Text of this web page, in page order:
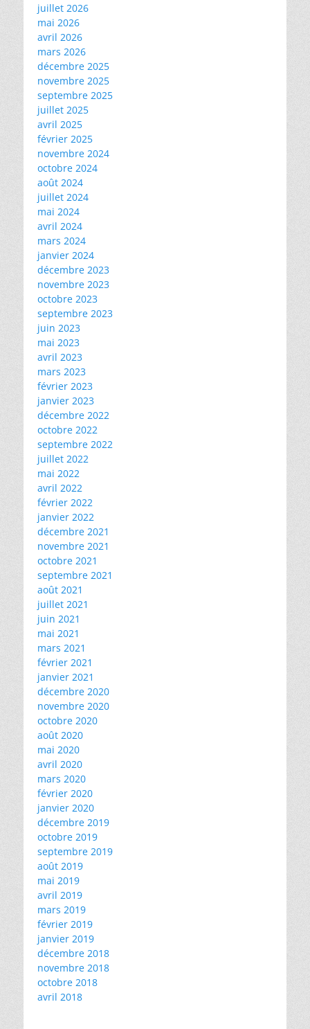
juillet 2026
mai 2026
avril 2026
mars 2026
décembre 2025
novembre 2025
septembre 2025
juillet 2025
avril 2025
février 2025
novembre 2024
octobre 2024
août 2024
juillet 2024
mai 2024
avril 2024
mars 2024
janvier 2024
décembre 2023
novembre 2023
octobre 2023
septembre 2023
juin 2023
mai 2023
avril 2023
mars 2023
février 2023
janvier 2023
décembre 2022
octobre 2022
septembre 2022
juillet 2022
mai 2022
avril 2022
février 2022
janvier 2022
décembre 2021
novembre 2021
octobre 2021
septembre 2021
août 2021
juillet 2021
juin 2021
mai 2021
mars 2021
février 2021
janvier 2021
décembre 2020
novembre 2020
octobre 2020
août 2020
mai 2020
avril 2020
mars 2020
février 2020
janvier 2020
décembre 2019
octobre 2019
septembre 2019
août 2019
mai 2019
avril 2019
mars 2019
février 2019
janvier 2019
décembre 2018
novembre 2018
octobre 2018
avril 2018